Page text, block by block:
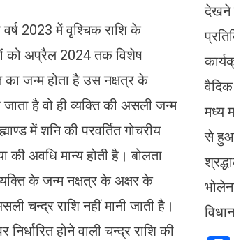
वर्ष 2023 में वृश्चिक राशि के
को अप्रैल 2024 तक विशेष
जन्म होता है उस नक्षत्र के
है वो ही व्यक्ति की असली जन्म
में शनि की परवर्तित गोचरीय
की अवधि मान्य होती है। बोलता
के जन्म नक्षत्र के अक्षर के
चन्द्र राशि नहीं मानी जाती है।
होने वाली चन्द्र राशि की
देखने
मध्य
से